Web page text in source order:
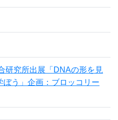
研究所出展「DNAの形を見
う」企画：ブロッコリー